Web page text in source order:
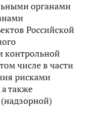
органами
Российской
контрольной
числе в части
рисками
также